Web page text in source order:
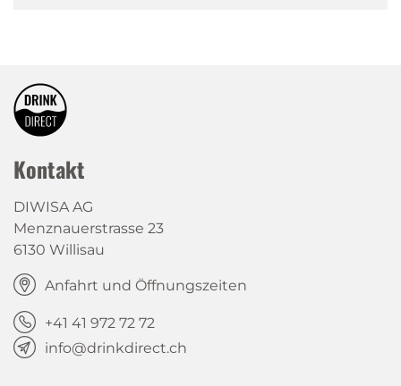
Kontakt
DIWISA AG
Menznauerstrasse 23
6130 Willisau
Anfahrt und Öffnungszeiten
+41 41 972 72 72
info@drinkdirect.ch